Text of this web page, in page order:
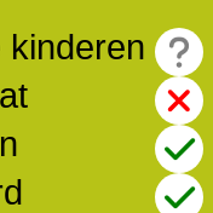
kinderen